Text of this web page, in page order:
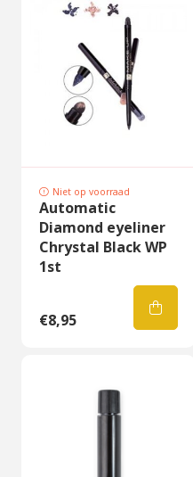
Niet op voorraad
Automatic
Diamond eyeliner
Chrystal Black WP
1st
€8,95